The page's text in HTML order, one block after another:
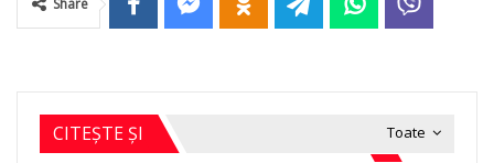
Share
Toate
CITEȘTE ȘI